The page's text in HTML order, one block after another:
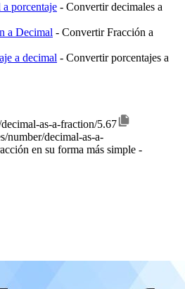
porcentaje - Convertir decimales a
a Decimal - Convertir Fracción a
a decimal - Convertir porcentajes a
as-a-fraction/5.67
number/decimal-as-a-
en su forma más simple -